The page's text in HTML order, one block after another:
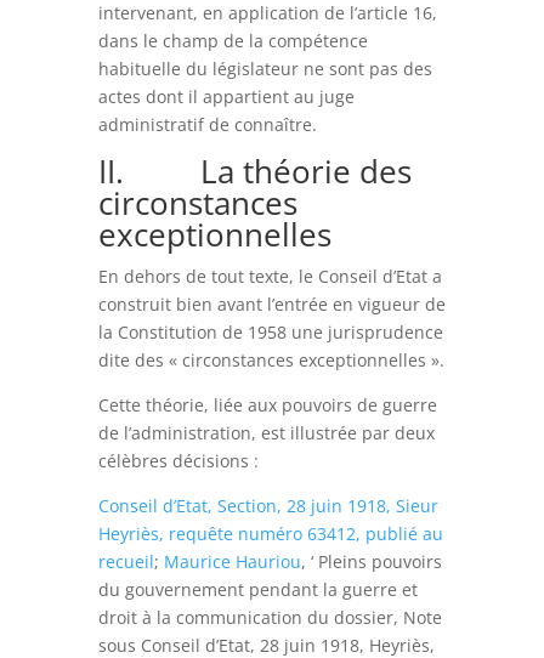
intervenant, en application de l’article 16,
dans le champ de la compétence
habituelle du législateur ne sont pas des
actes dont il appartient au juge
administratif de connaître.
II. La théorie des
circonstances
exceptionnelles
En dehors de tout texte, le Conseil d’Etat a
construit bien avant l’entrée en vigueur de
la Constitution de 1958 une jurisprudence
dite des « circonstances exceptionnelles ».
Cette théorie, liée aux pouvoirs de guerre
de l’administration, est illustrée par deux
célèbres décisions :
Conseil d’Etat, Section, 28 juin 1918, Sieur
Heyriès, requête numéro 63412, publié au
recueil; Maurice Hauriou, ‘ Pleins pouvoirs
du gouvernement pendant la guerre et
droit à la communication du dossier, Note
sous Conseil d’Etat, 28 juin 1918, Heyriès,